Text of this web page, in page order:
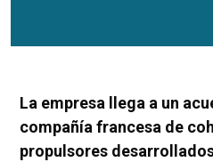
La empresa llega a un
compañía francesa de
propulsores